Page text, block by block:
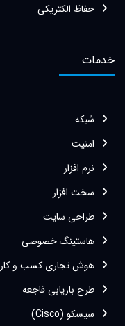
حفاظ الکتریکی
خدمات
شبکه
امنیت
نرم افزار
سخت افزار
طراحی سایت
هاستینگ خصوصی
هوش تجاری کسب و کار
طرح بازیابی فاجعه
سیسکو (Cisco)